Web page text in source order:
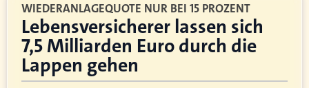
WIEDERANLAGEQUOTE NUR BEI 15 PROZENT
Lebensversicherer lassen sich
7,5 Milliarden Euro durch die
Lappen gehen